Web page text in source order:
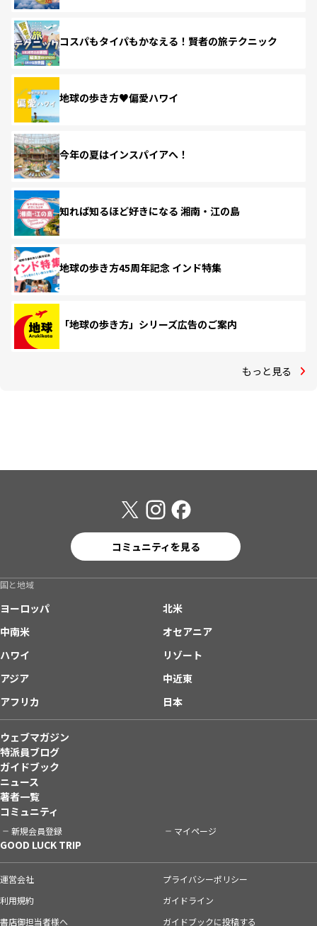
コスパもタイパもかなえる！賢者の旅テクニック
地球の歩き方♥偏愛ハワイ
今年の夏はインスパイアへ！
知れば知るほど好きになる 湘南・江の島
地球の歩き方45周年記念 インド特集
「地球の歩き方」シリーズ広告のご案内
もっと見る
コミュニティを見る
国と地域
ヨーロッパ
北米
中南米
オセアニア
ハワイ
リゾート
アジア
中近東
アフリカ
日本
ウェブマガジン
特派員ブログ
ガイドブック
ニュース
著者一覧
コミュニティ
新規会員登録 マイページ
GOOD LUCK TRIP
運営会社
プライバシーポリシー
利用規約
ガイドライン
書店御担当者様へ
ガイドブックに投稿する